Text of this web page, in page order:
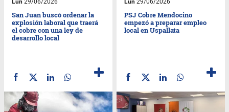
San Juan buscó ordenar la
explosión laboral que traerá
el cobre con una ley de
desarrollo local
PSJ Cobre Mendocino
empezó a preparar empleo
local en Uspallata